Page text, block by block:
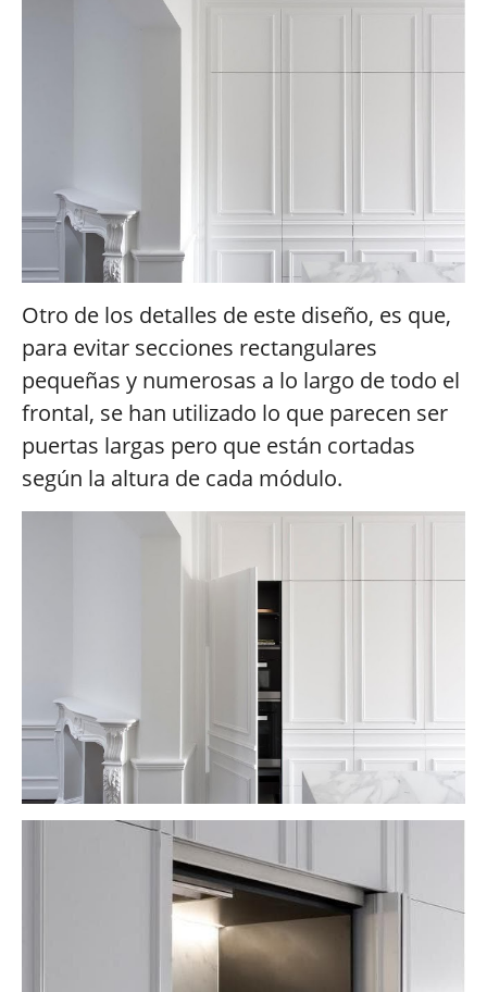
Otro de los detalles de este diseño, es que,
para evitar secciones rectangulares
pequeñas y numerosas a lo largo de todo el
frontal, se han utilizado lo que parecen ser
puertas largas pero que están cortadas
según la altura de cada módulo.